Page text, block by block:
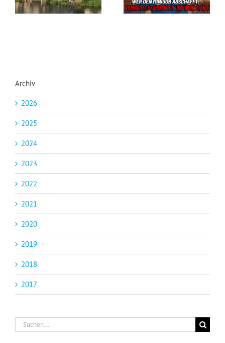
Archiv
2026
2025
2024
2023
2022
2021
2020
2019
2018
2017
Suche
nach: